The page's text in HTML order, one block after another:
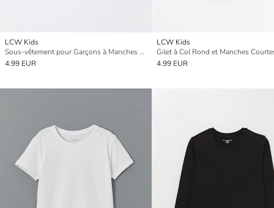
LCW Kids
Sous-vêtement pour Garçons à Manches Longues et Col Rond
4.99 EUR
LCW Kids
4.99 EUR